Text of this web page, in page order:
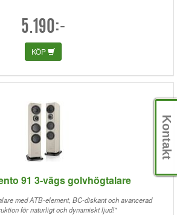
5.190:-
KÖP
91 3-vägs golvhögtalare
med ATB-element, BC-diskant och avancerad
för naturligt och dynamiskt ljud!"
Kontakt